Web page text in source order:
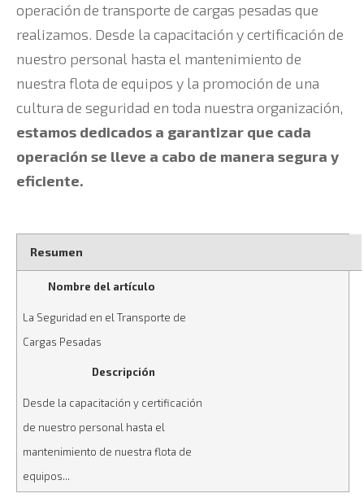
operación de transporte de cargas pesadas que
realizamos. Desde la capacitación y certificación de
nuestro personal hasta el mantenimiento de
nuestra flota de equipos y la promoción de una
cultura de seguridad en toda nuestra organización,
estamos dedicados a garantizar que cada
operación se lleve a cabo de manera segura y
eficiente.
Resumen
Nombre del artículo
La Seguridad en el Transporte de
Cargas Pesadas
Descripción
Desde la capacitación y certificación
de nuestro personal hasta el
mantenimiento de nuestra flota de
equipos...